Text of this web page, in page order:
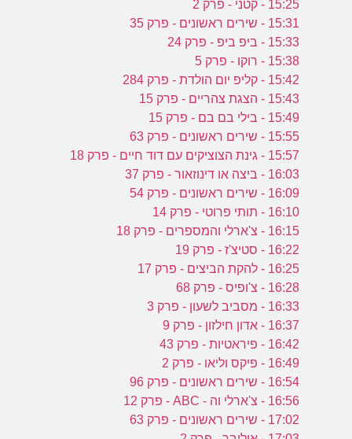
15:25 - קטני - פרק 2
15:31 - שירים ראשונים - פרק 35
15:33 - ביפ ביפ - פרק 24
15:38 - רוקו - פרק 5
15:42 - קליפ יום הולדת - פרק 284
15:43 - הצגת צהריים - פרק 15
15:49 - בילי בם בם - פרק 15
15:55 - שירים ראשונים - פרק 63
15:57 - גינת הצוציקים עם דוד חיים - פרק 18
16:03 - ביצה או דינוזאור - פרק 37
16:09 - שירים ראשונים - פרק 54
16:10 - תותי פרוטי - פרק 14
16:15 - צ'ארלי והמספרים - פרק 18
16:22 - סטיצ'ז - פרק 19
16:25 - להקת הביצים - פרק 17
16:28 - צ'ופיס - פרק 68
16:33 - מסביב לשעון - פרק 3
16:37 - אדון חילזון - פרק 9
16:42 - פיראטיות - פרק 43
16:49 - פיקס וליאו - פרק 2
16:54 - שירים ראשונים - פרק 96
16:56 - צ'ארלי וה - ABC - פרק 12
17:02 - שירים ראשונים - פרק 63